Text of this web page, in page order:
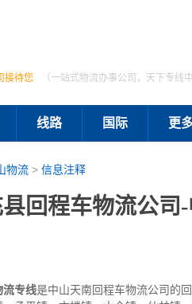
接待您 （一站式物流办事公司，天下专线
线路 国际 更
物流> 信息注释
回程车物流公
流专线是中山天南回程车物流公司的